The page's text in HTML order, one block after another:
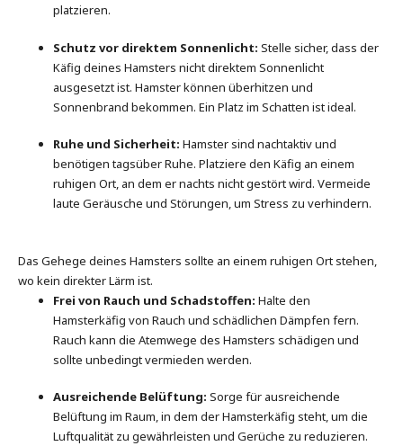
platzieren.
Schutz vor direktem Sonnenlicht: Stelle sicher, dass der
Käfig deines Hamsters nicht direktem Sonnenlicht
ausgesetzt ist. Hamster können überhitzen und
Sonnenbrand bekommen. Ein Platz im Schatten ist ideal.
Ruhe und Sicherheit: Hamster sind nachtaktiv und
benötigen tagsüber Ruhe. Platziere den Käfig an einem
ruhigen Ort, an dem er nachts nicht gestört wird. Vermeide
laute Geräusche und Störungen, um Stress zu verhindern.
Das Gehege deines Hamsters sollte an einem ruhigen Ort stehen,
wo kein direkter Lärm ist.
Frei von Rauch und Schadstoffen: Halte den
Hamsterkäfig von Rauch und schädlichen Dämpfen fern.
Rauch kann die Atemwege des Hamsters schädigen und
sollte unbedingt vermieden werden.
Ausreichende Belüftung: Sorge für ausreichende
Belüftung im Raum, in dem der Hamsterkäfig steht, um die
Luftqualität zu gewährleisten und Gerüche zu reduzieren.